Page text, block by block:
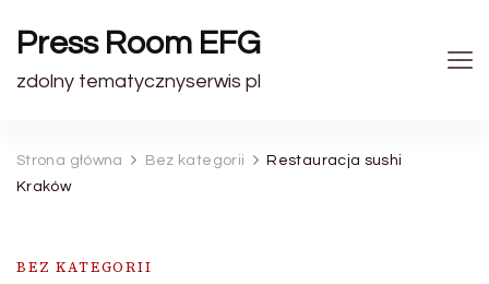
Press Room EFG
zdolny tematycznyserwis pl
Strona główna Bez kategorii
Restauracja sushi
Kraków
BEZ KATEGORII